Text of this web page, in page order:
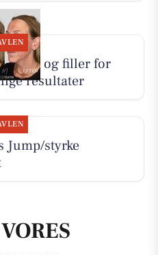
botox og filler for
resultater
Jump/styrke